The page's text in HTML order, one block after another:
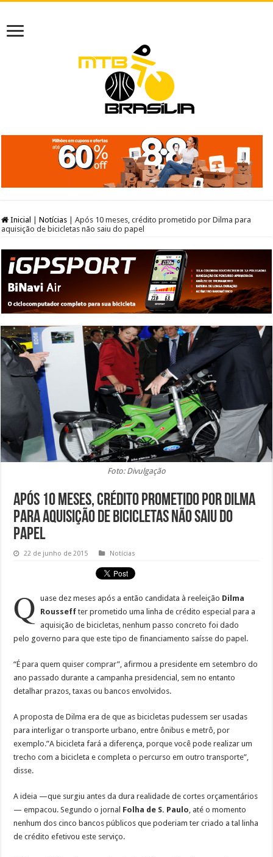
Inicial Notícias
Após 10 meses, crédito prometido por Dilma para
aquisição de bicicletas não saiu do papel
Foto: Divulgação
Após 10 meses, crédito prometido por Dilma
para aquisição de bicicletas não saiu do
papel
22 de junho de 2015 Notícias
Q uase dez meses após a então candidata à reeleição Dilma
Rousseff ter prometido uma linha de crédito especial para a
aquisição de bicicletas, nenhum passo concreto foi dado
pelo governo para que este tipo de financiamento saísse do papel.
“É para quem quiser comprar”, afirmou a presidente em setembro do
ano passado durante a campanha presidencial, sem no entanto
detalhar prazos, taxas ou bancos envolvidos.
A proposta de Dilma era de que as bicicletas pudessem ser usadas
para interligar o transporte urbano, entre ônibus e metrô, por
exemplo.”A bicicleta fará a diferença, porque você pode realizar um
trecho com a bicicleta e completa o percurso em outro transporte”,
disse.
A ideia —que surgiu antes da dura realidade de cortes orçamentários
— empacou. Segundo o jornal Folha de S. Paulo, até o momento
nenhum dos cinco bancos públicos que poderiam ter criado a tal linha
de crédito efetivou este serviço.